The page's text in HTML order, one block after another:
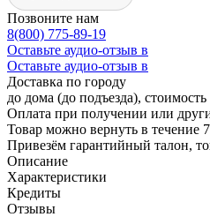
Позвоните нам
8(800) 775-89-19
Оставьте аудио-отзыв в
Оставьте аудио-отзыв в
Доставка по городу
до дома (до подъезда), стоимость
Оплата при получении или
Товар можно вернуть в течение
Привезём гарантийный талон,
Описание
Характеристики
Кредиты
Отзывы